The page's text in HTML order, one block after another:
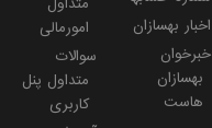
اخبار بهسازان
خبرخوان
بهسازان
هاست
امورمالی
سوالات
متداول پنل
کاربری